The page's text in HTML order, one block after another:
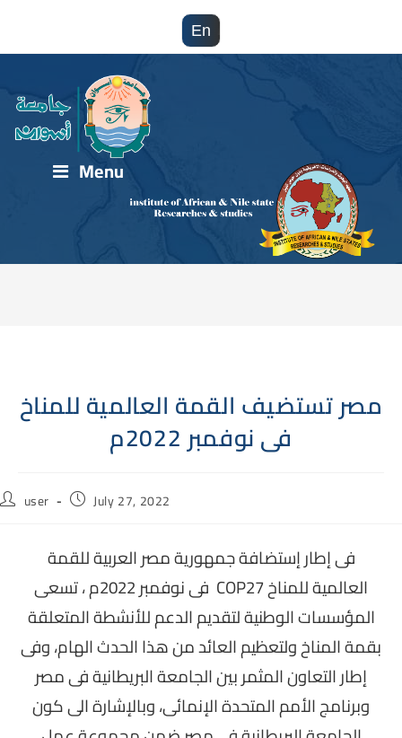
En
Menu
مصر تستضيف القمة العالمية للمناخ
فى نوفمبر 2022م
Postuser Post
published:
July 27, 2022
فى إطار إستضافة جمهورية مصر العربية للقمة
العالمية للمناخ COP27 فى نوفمبر 2022م ، تسعى
المؤسسات الوطنية لتقديم الدعم للأنشطة المتعلقة
بقمة المناخ ولتعظيم العائد من هذا الحدث الهام، وفى
إطار التعاون المثمر بين الجامعة البريطانية فى مصر
وبرنامج الأمم المتحدة الإنمائى، وبالإشارة الى كون